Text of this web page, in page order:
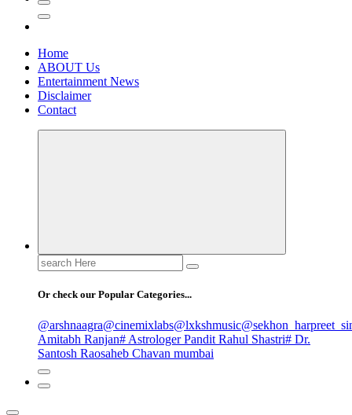
Home
ABOUT Us
Entertainment News
Disclaimer
Contact
Search
for:
Or check our Popular Categories...
@arshnaagra@cinemixlabs@lxkshmusic
Amitabh Ranjan# Astrologer Pandit Rahul Shastri# Dr.
Santosh Raosaheb Chavan mumbai